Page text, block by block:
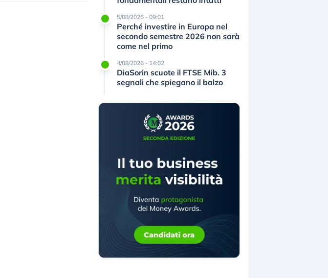
5/08/2026 - 09:01
Perché investire in Europa nel
secondo semestre 2026 non sarà
come nel primo
4/08/2026 - 14:02
DiaSorin scuote il FTSE Mib. 3
segnali che spiegano il balzo